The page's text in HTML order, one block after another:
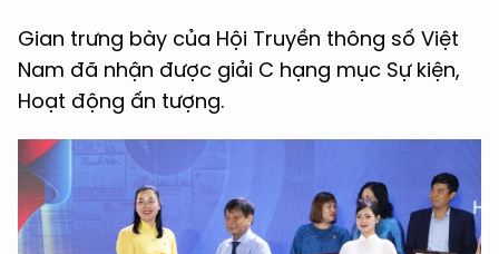
Gian trưng bày của Hội Truyền thông số Việt
Nam đã nhận được giải C hạng mục Sự kiện,
Hoạt động ấn tượng.